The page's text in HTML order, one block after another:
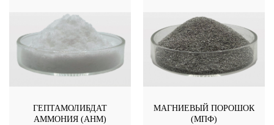
ГЕПТАМОЛИБДАТ
АММОНИЯ (АНМ)
МАГНИЕВЫЙ ПОРОШОК
(МПФ)